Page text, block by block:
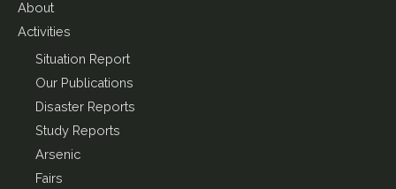
About
Activities
Situation Report
Our Publications
Disaster Reports
Study Reports
Arsenic
Fairs